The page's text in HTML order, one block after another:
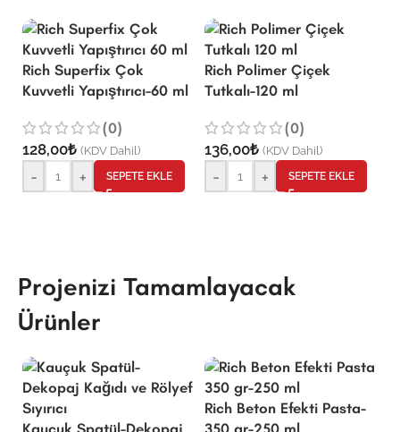
Rich Superfix Çok
Kuvvetli Yapıştırıcı-60 ml
(0)
128,00₺ (KDV Dahil)
- + SEPETE EKLE
Rich Polimer Çiçek
Tutkalı-120 ml
(0)
136,00₺ (KDV Dahil)
- + SEPETE EKLE
Projenizi Tamamlayacak
Ürünler
Rich Beton Efekti Pasta-